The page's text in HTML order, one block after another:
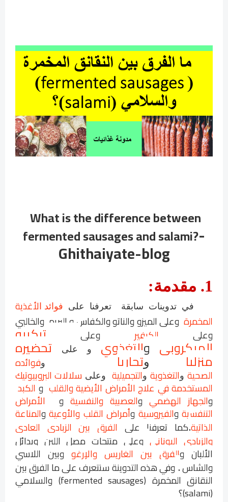
What is the difference between
fermented sausages and salami?-
Ghithaiyate-blog
1
. مقدمة:
في تدوينات سابقة تعرفنا على فوائد الأغذية
المخمرة وعلى الميزو والناتو والكفاس و البريم والخالبي
وعلى
الكيفير وعلى تركيبه
الميكروبي والتغذوي و على تحضيره
منزليا وتجاريا وفوائده
الصحية والتغذوية والتجميلية وعلى سلالات البروبيوتيك
المستخدمة في علاج الأمراض الأيضية والقلب و الكبد
والجهاز الهضمي والعصبية والنفسية و الأمراض
التنفسيةوالفيروسية وأمراض القلب والأوعيةوالمناعة
الذاتية.كما تعرفنا على الفرق بين الزبادي العادي
والزبادي اليوناني وعلى منتجات مصل اللبن وبدائل
الألبان والفرق بين الغاريس والإرغو وبين اللاسي
والشاس. وفي هذه التدوينة سنتعرف علىما الفرق بين
النقانق المخمرة (fermented sausages) والسلامي
(salami)؟